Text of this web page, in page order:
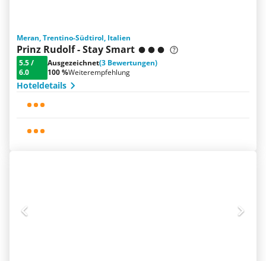
Meran, Trentino-Südtirol, Italien
Prinz Rudolf - Stay Smart
5.5/
6.0
Ausgezeichnet(3 Bewertungen)
100 %Weiterempfehlung
Hoteldetails